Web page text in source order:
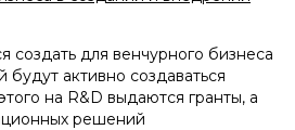
создать для венчурного бизнеса
будут активно создаваться
на R&D выдаются гранты, а
решений